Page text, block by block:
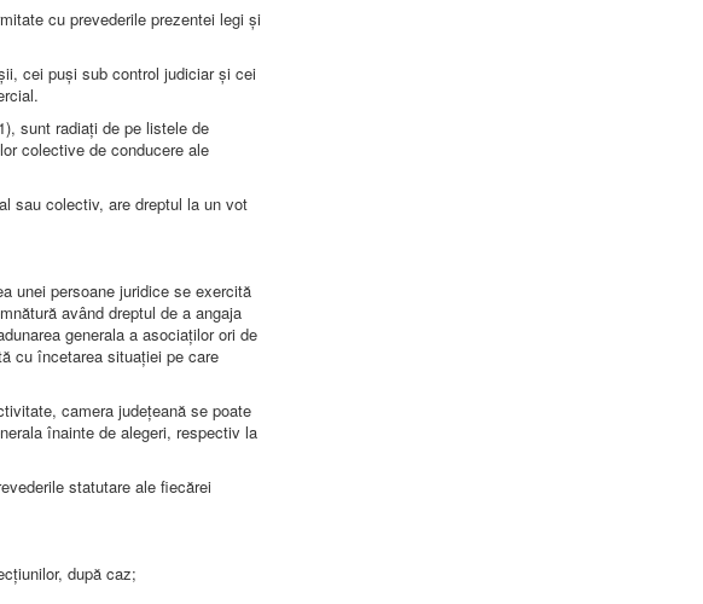
cu prevederile prezentei legi și
cei puși sub control judiciar și cei
sunt radiați de pe listele de
colective de conducere ale
sau colectiv, are dreptul la un vot
unei persoane juridice se exercită
având dreptul de a angaja
generala a asociaților ori de
cu încetarea situației pe care
camera județeană se poate
înainte de alegeri, respectiv la
statutare ale fiecărei
după caz;